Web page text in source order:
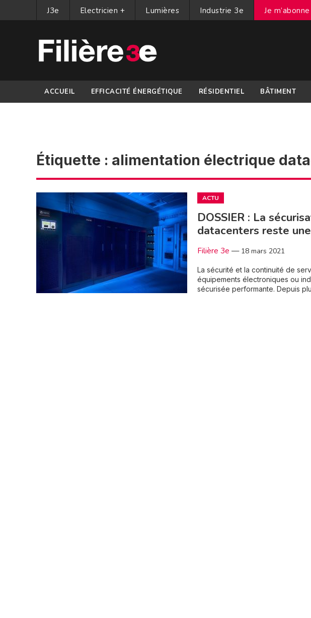
J3e Electricien + Lumières Industrie 3e Je m’abonne
ACCUEIL EFFICACITÉ ÉNERGÉTIQUE RÉSIDENTIEL BÂTIMENT
Étiquette : alimentation électrique
ACTU
DOSSIER : La
datacenters reste
Filière 3e — 18 mars 2021
La sécurité et la continuité de
équipements électroniques ou
sécurisée performante. Depuis